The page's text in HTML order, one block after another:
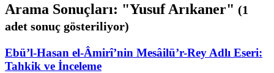
Arama Sonuçları: "Yusuf Arıkaner" (1
adet sonuç gösteriliyor)
Ebü’l-Hasan el-Âmirî’nin Mesâilü’r-Rey Adlı Eseri:
Tahkik ve İnceleme